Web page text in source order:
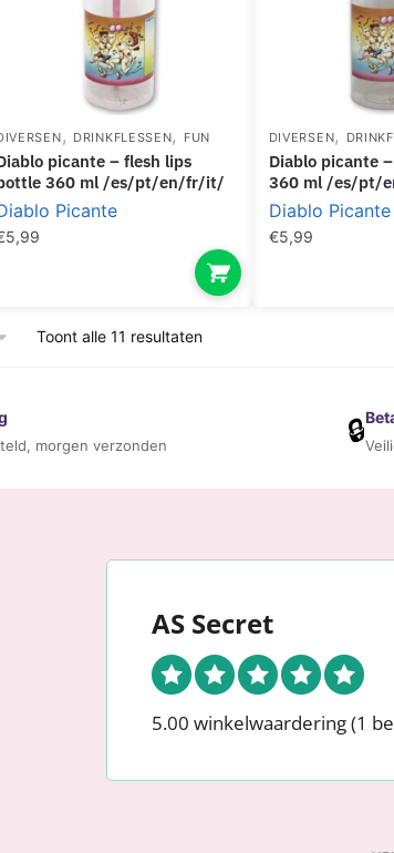
, DRINKFLESSEN, FUN
flesh lips
360 ml /es/pt/en/fr/it/
Picante
5,99
DIVERSEN,
diablo picante – bottle tit flesh
360 ml /es/pt/
Diablo Picante
€5,99
Toont alle 11 resultatenGesorteerd
morgen verzonden 🔒
AS Secret
5.00 winkelwaardering(1